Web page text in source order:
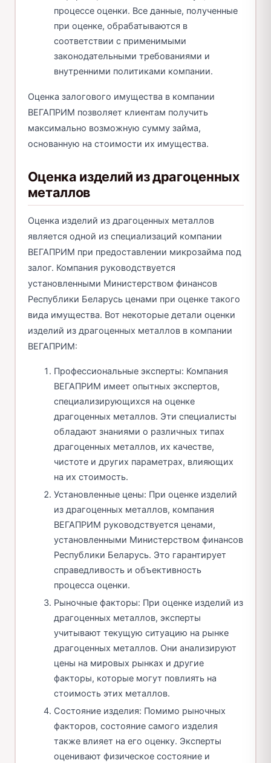
процессе оценки. Все данные, полученные
при оценке, обрабатываются в
соответствии с применимыми
законодательными требованиями и
внутренними политиками компании.
Оценка залогового имущества в компании
ВЕГАПРИМ позволяет клиентам получить
максимально возможную сумму займа,
основанную на стоимости их имущества.
Оценка изделий из драгоценных
металлов
Оценка изделий из драгоценных металлов
является одной из специализаций компании
ВЕГАПРИМ при предоставлении микрозайма под
залог. Компания руководствуется
установленными Министерством финансов
Республики Беларусь ценами при оценке такого
вида имущества. Вот некоторые детали оценки
изделий из драгоценных металлов в компании
ВЕГАПРИМ:
Профессиональные эксперты: Компания
ВЕГАПРИМ имеет опытных экспертов,
специализирующихся на оценке
драгоценных металлов. Эти специалисты
обладают знаниями о различных типах
драгоценных металлов, их качестве,
чистоте и других параметрах, влияющих
на их стоимость.
Установленные цены: При оценке изделий
из драгоценных металлов, компания
ВЕГАПРИМ руководствуется ценами,
установленными Министерством финансов
Республики Беларусь. Это гарантирует
справедливость и объективность
процесса оценки.
Рыночные факторы: При оценке изделий из
драгоценных металлов, эксперты
учитывают текущую ситуацию на рынке
драгоценных металлов. Они анализируют
цены на мировых рынках и другие
факторы, которые могут повлиять на
стоимость этих металлов.
Состояние изделия: Помимо рыночных
факторов, состояние самого изделия
также влияет на его оценку. Эксперты
оценивают физическое состояние и